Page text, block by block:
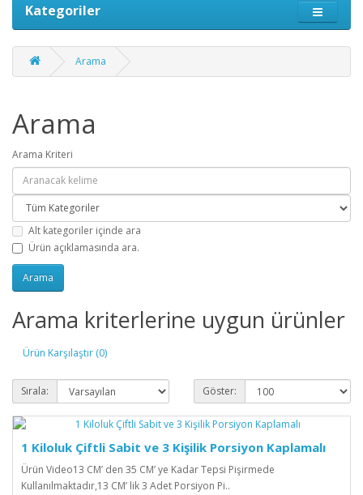
Kategoriler
Arama
Arama
Arama Kriteri
Alt kategoriler içinde ara
Ürün açıklamasında ara.
Arama kriterlerine uygun ürünler
Ürün Karşılaştır (0)
Sırala: Göster:
1 Kiloluk Çiftli Sabit ve 3 Kişilik Porsiyon Kaplamalı
Ürün Video 13 CM’ den 35 CM’ ye Kadar Tepsi Pişirmede
Kullanılmaktadır,13 CM’ lik 3 Adet Porsiyon Pi..